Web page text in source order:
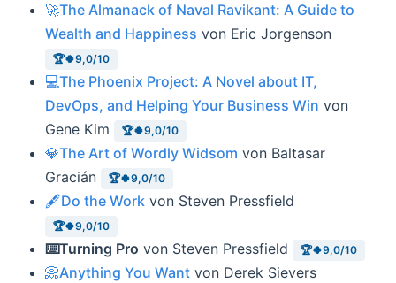
🚀The Almanack of Naval Ravikant: A Guide to
Wealth and Happiness von Eric Jorgenson
🏆🍀9,0/10
💻The Phoenix Project: A Novel about IT,
DevOps, and Helping Your Business Win von
Gene Kim
🏆🍀9,0/10
💎The Art of Wordly Widsom von Baltasar
Gracián
🏆🍀9,0/10
🖋Do the Work von Steven Pressfield
🏆🍀9,0/10
⌨️Turning Pro von Steven Pressfield 🏆🍀9,0/10
📀Anything You Want von Derek Sievers